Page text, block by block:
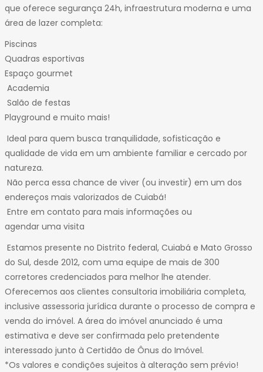
que oferece segurança 24h, infraestrutura moderna e uma
área de lazer completa:
Piscinas
Quadras esportivas
Espaço gourmet
Academia
Salão de festas
Playground e muito mais!
Ideal para quem busca tranquilidade, sofisticação e
qualidade de vida em um ambiente familiar e cercado por
natureza.
Não perca essa chance de viver (ou investir) em um dos
endereços mais valorizados de Cuiabá!
Entre em contato para mais informações ou
agendar uma visita
Estamos presente no Distrito federal, Cuiabá e Mato Grosso
do Sul, desde 2012, com uma equipe de mais de 300
corretores credenciados para melhor lhe atender.
Oferecemos aos clientes consultoria imobiliária completa,
inclusive assessoria jurídica durante o processo de compra e
venda do imóvel. A área do imóvel anunciado é uma
estimativa e deve ser confirmada pelo pretendente
interessado junto à Certidão de Ônus do Imóvel.
*Os valores e condições sujeitos à alteração sem prévio!